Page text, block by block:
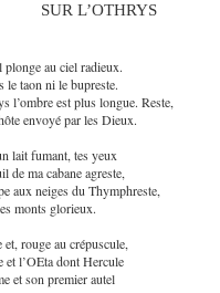
SUR L’OTHRYS
au ciel radieux.
le taon ni le bupreste.
l’ombre est plus longue. Reste,
envoyé par les Dieux.
lait fumant, tes yeux
de ma cabane agreste,
aux neiges du Thymphreste,
monts glorieux.
rouge au crépuscule,
l’OEta dont Hercule
et son premier autel